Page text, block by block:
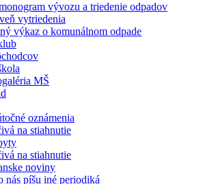
vývozu a triedenie odpadov
vytriedenia
výkaz o komunálnom odpade
MŠ
oznámenia
na stiahnutie
na stiahnutie
noviny
nás píšu iné periodiká